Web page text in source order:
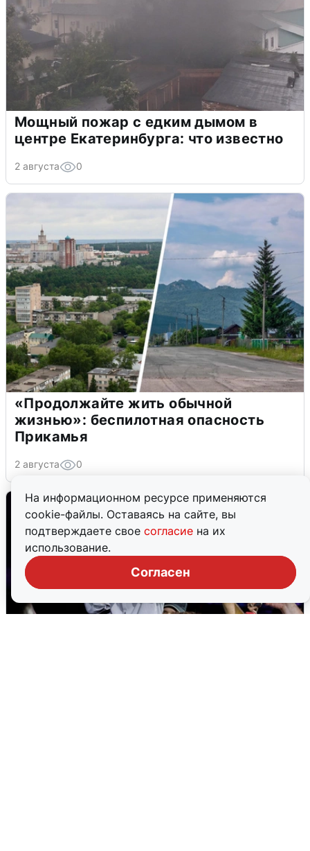
На информационном ресурсе применяются
cookie-файлы. Оставаясь на сайте, вы
подтверждаете свое согласие на их
использование.
Согласен
Мощный пожар с едким дымом в
центре Екатеринбурга: что известно
2 августа 0
«Продолжайте жить обычной
жизнью»: беспилотная опасность
Прикамья
2 августа 0